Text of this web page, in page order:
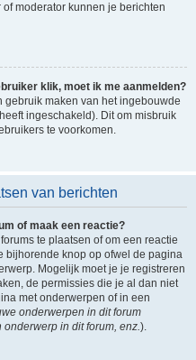
moderator kunnen je berichten
klik, moet ik me aanmelden?
maken van het ingebouwde
ingeschakeld). Dit om misbruik
te voorkomen.
van berichten
of maak een reactie?
te plaatsen of om een reactie
bijhorende knop op ofwel de pagina
Mogelijk moet je je registreren
de permissies die je al dan niet
met onderwerpen of in een
onderwerpen in dit forum
in dit forum, enz.).